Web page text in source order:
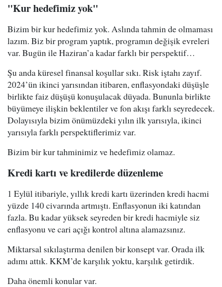
"Kur hedefimiz yok"
Bizim bir kur hedefimiz yok. Aslında tahmin de olmaması
lazım. Biz bir program yaptık, programın değişik evreleri
var. Bugün ile Haziran’a kadar farklı bir perspektif…
Şu anda küresel finansal koşullar sıkı. Risk iştahı zayıf.
2024’ün ikinci yarısından itibaren, enflasyondaki düşüşle
birlikte faiz düşüşü konuşulacak düyada. Bununla birlikte
büyümeye ilişkin beklentiler ve fon akışı farklı seyredecek.
Dolayısıyla bizim önümüzdeki yılın ilk yarısıyla, ikinci
yarısıyla farklı perspektiflerimiz var.
Bizim bir kur tahminimiz ve hedefimiz olamaz.
Kredi kartı ve kredilerde düzenleme
1 Eylül itibariyle, yıllık kredi kartı üzerinden kredi hacmi
yüzde 140 civarında artmıştı. Enflasyonun iki katından
fazla. Bu kadar yüksek seyreden bir kredi hacmiyle siz
enflasyonu ve cari açığı kontrol altına alamazsınız.
Miktarsal sıkılaştırma denilen bir konsept var. Orada ilk
adımı attık. KKM’de karşılık yoktu, karşılık getirdik.
Daha önemli konular var.